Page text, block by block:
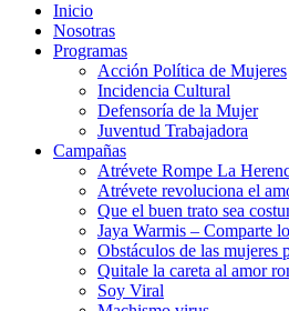
Inicio
Nosotras
Programas
Acción Política de Mujeres
Incidencia Cultural
Defensoría de la Mujer
Juventud Trabajadora
Campañas
Atrévete Rompe La
Atrévete revoluciona el
Que el buen trato sea
Jaya Warmis – Comparte
Obstáculos de las mujeres
Quitale la careta al amor
Soy Viral